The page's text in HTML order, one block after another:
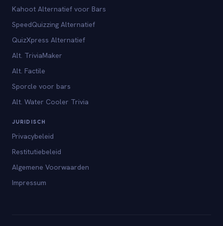
Kahoot Alternatief voor Bars
SpeedQuizzing Alternatief
QuizXpress Alternatief
Alt. TriviaMaker
Alt. Factile
Sporcle voor bars
Alt. Water Cooler Trivia
JURIDISCH
Privacybeleid
Restitutiebeleid
Algemene Voorwaarden
Impressum